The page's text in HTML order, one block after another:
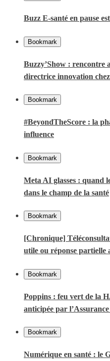
Buzz E-santé en pause
Bookmark
Buzzy’Show : rencontre
directrice innovation
Bookmark
#BeyondTheScore : la
influence
Bookmark
Meta AI glasses : quand
dans le champ de la santé
Bookmark
[Chronique]
utile ou réponse partielle
Bookmark
Poppins : feu vert de la
anticipée par
Bookmark
Numérique en santé : le